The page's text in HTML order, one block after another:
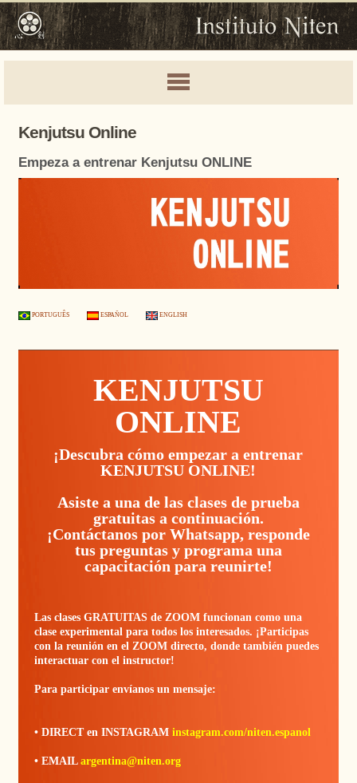
Kenjutsu Online
Empeza a entrenar Kenjutsu ONLINE
PORTUGUÊS ESPAÑOL ENGLISH
KENJUTSU
ONLINE
¡Descubra cómo empezar a entrenar
KENJUTSU ONLINE!
Asiste a una de las clases de prueba
gratuitas a continuación.
¡Contáctanos por Whatsapp, responde
tus preguntas y programa una
capacitación para reunirte!
Las clases GRATUITAS de ZOOM funcionan como una
clase experimental para todos los interesados. ¡Participas
con la reunión en el ZOOM directo, donde también puedes
interactuar con el instructor!
Para participar envíanos un mensaje:
• DIRECT en INSTAGRAM instagram.com/niten.espanol
• EMAIL argentina@niten.org